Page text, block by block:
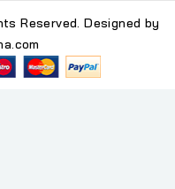
Reserved. Designed by